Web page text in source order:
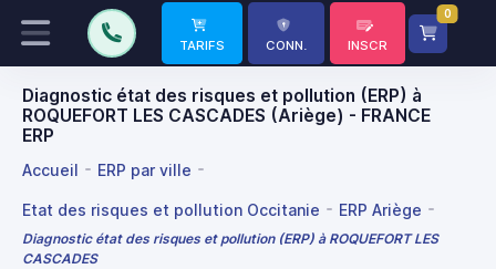
TARIFS CONN. INSCR
0
Diagnostic état des risques et pollution (ERP) à
ROQUEFORT LES CASCADES (Ariège) - FRANCE
ERP
Accueil ERP par ville
Etat des risques et pollution Occitanie ERP Ariège
Diagnostic état des risques et pollution (ERP) à ROQUEFORT LES
CASCADES